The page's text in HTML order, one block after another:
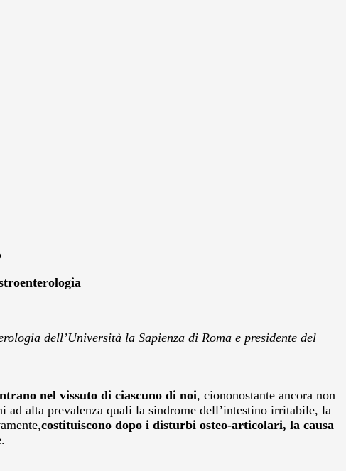
dell’Università la Sapienza di Roma e presidente del
nel vissuto di ciascuno di noi, ciononostante ancora non
alta prevalenza quali la sindrome dell’intestino irritabile, la
costituiscono dopo i disturbi osteo-articolari, la causa
.